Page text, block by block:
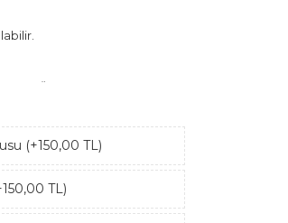
Sabit Ücret ile Hareket
(+150,00 TL)
TL)